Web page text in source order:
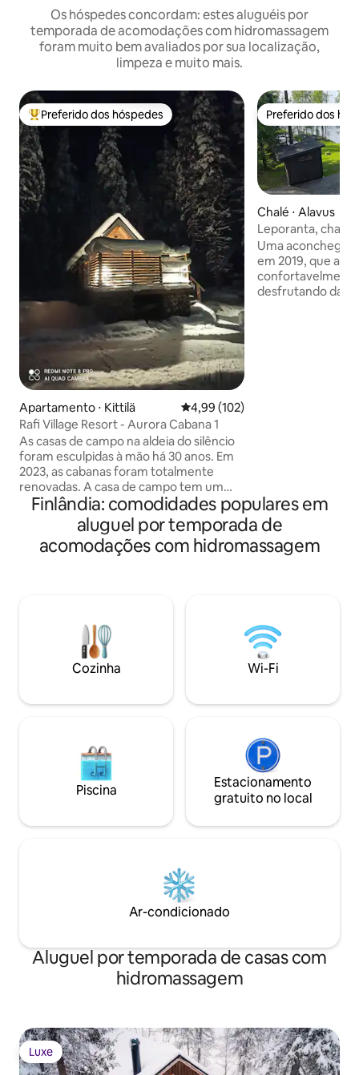
Os hóspedes concordam: estes aluguéis por
temporada de acomodações com hidromassagem
foram muito bem avaliados por sua localização,
limpeza e muito mais.
Entre os melhores preferidos dos hóspedes
Preferido dos hóspedes
Apartamento ⋅ Kittilä 4,99 de uma avaliação média de
4,99 (102)
Rafi Village Resort - Aurora Cabana 1
As casas de campo na aldeia do silêncio
foram esculpidas à mão há 30 anos. Em
2023, as cabanas foram totalmente
renovadas. A casa de campo tem um
vaso sanitário privado, cafeteira,
chaleira, micro-ondas e geladeira. No
terraço da casa de campo, você
encontrará uma banheira de
restaurante de direitos onde o café da
manhã é servido, bem como a
preparação do jantar para pedir. Há
também banheiros e chuveiros
casa principal.
Preferido dos
Preferido dos
Chalé ⋅ Alavus
Leporanta, chalé
do Lago
Uma
em 2019, que
confortavelmente
desfrutando da
Finlândia: comodidades populares em
aluguel por temporada de
acomodações com hidromassagem
Cozinha Wi-Fi
Piscina
Estacionamento
gratuito no local
Ar-condicionado
Aluguel por temporada de casas com
hidromassagem
Luxe
Luxe